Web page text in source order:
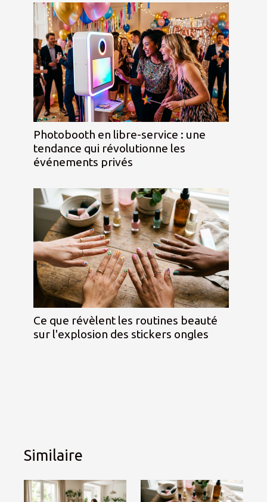
Photobooth en libre-service : une
tendance qui révolutionne les
événements privés
Ce que révèlent les routines beauté
sur l'explosion des stickers ongles
Similaire